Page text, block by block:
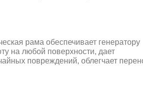
рама обеспечивает генератору
на любой поверхности, дает
повреждений, облегчает